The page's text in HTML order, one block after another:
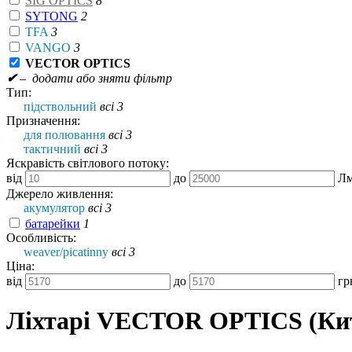
SYTONG 2
TFA 3
VANGO 3
VECTOR OPTICS
✔– додати або зняти фільтр
Тип:
підствольний всі 3
Призначення:
для полювання всі 3
тактичний всі 3
Яскравість світлового потоку:
від
до
Джерело живлення:
акумулятор всі 3
батарейки 1
Особливість:
weaver/picatinny всі 3
Ціна:
від
до
Ліхтарі VECTOR OPTICS